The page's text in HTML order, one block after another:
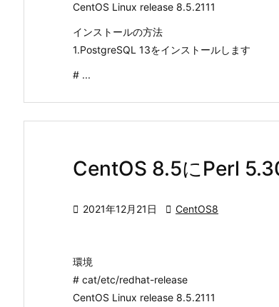
CentOS Linux release 8.5.2111
インストールの方法
1.PostgreSQL 13をインストールします
# ...
CentOS 8.5にPerl
 2021年12月21日  CentOS8
環境
# cat/etc/redhat-release
CentOS Linux release 8.5.2111